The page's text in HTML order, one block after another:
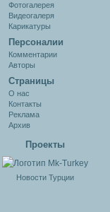
Фотогалерея
Видеогалеря
Карикатуры
Персоналии
Комментарии
Авторы
Cтраницы
О нас
Контакты
Реклама
Архив
Проекты
Новости Турции